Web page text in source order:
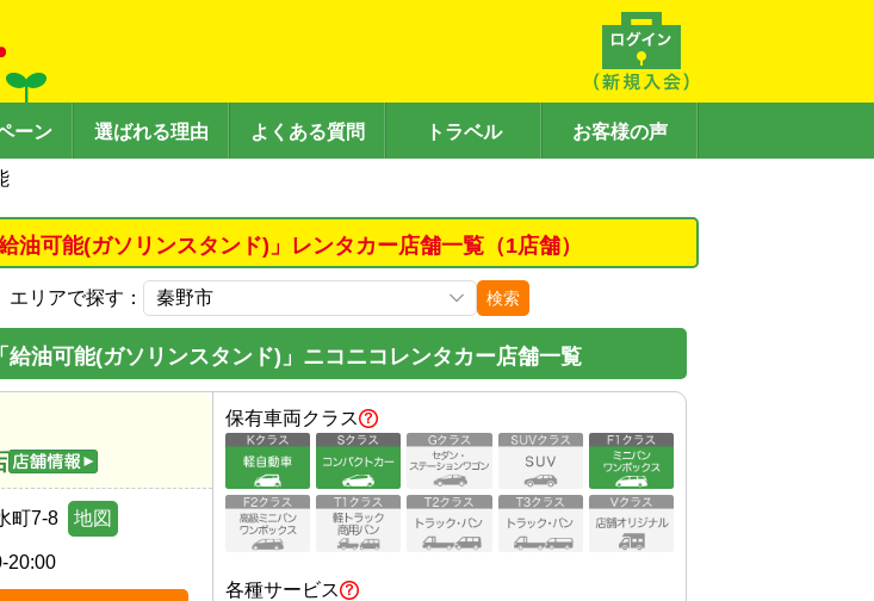
ーン 選ばれる理由 よくある質問 トラベル お客様の声
油可能(ガソリンスタンド)」レンタカー店舗一覧（1店舗）
エリアで探す： 検索
給油可能(ガソリンスタンド)」ニコニコレンタカー店舗一覧
町7-8 地図
20:00
保有車両クラス
各種サービス